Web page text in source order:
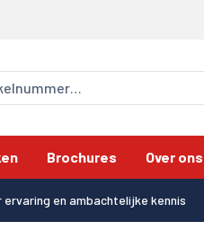
Brochures Over ons
ervaring en ambachtelijke kennis